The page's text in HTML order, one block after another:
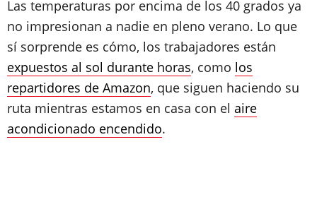
Las temperaturas por encima de los 40 grados ya
no impresionan a nadie en pleno verano. Lo que
sí sorprende es cómo, los trabajadores están
expuestos al sol durante horas, como los
repartidores de Amazon, que siguen haciendo su
ruta mientras estamos en casa con el aire
acondicionado encendido.